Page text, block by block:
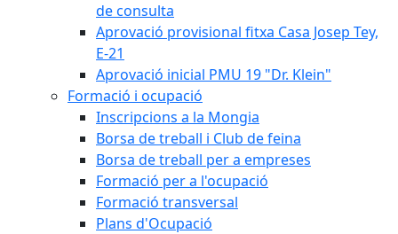
de consulta
Aprovació provisional fitxa Casa Josep Tey,
E-21
Aprovació inicial PMU 19 "Dr. Klein"
Formació i ocupació
Inscripcions a la Mongia
Borsa de treball i Club de feina
Borsa de treball per a empreses
Formació per a l'ocupació
Formació transversal
Plans d'Ocupació